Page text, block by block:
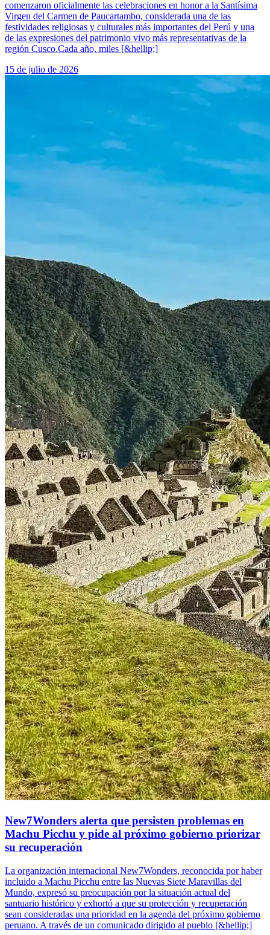
comenzaron oficialmente las celebraciones en honor a la Santísima
Virgen del Carmen de Paucartambo, considerada una de las
festividades religiosas y culturales más importantes del Perú y una
de las expresiones del patrimonio vivo más representativas de la
región Cusco.Cada año, miles [&hellip;]
15 de julio de 2026
New7Wonders alerta que persisten problemas en
Machu Picchu y pide al próximo gobierno priorizar
su recuperación
La organización internacional New7Wonders, reconocida por haber
incluido a Machu Picchu entre las Nuevas Siete Maravillas del
Mundo, expresó su preocupación por la situación actual del
santuario histórico y exhortó a que su protección y recuperación
sean consideradas una prioridad en la agenda del próximo gobierno
peruano. A través de un comunicado dirigido al pueblo [&hellip;]